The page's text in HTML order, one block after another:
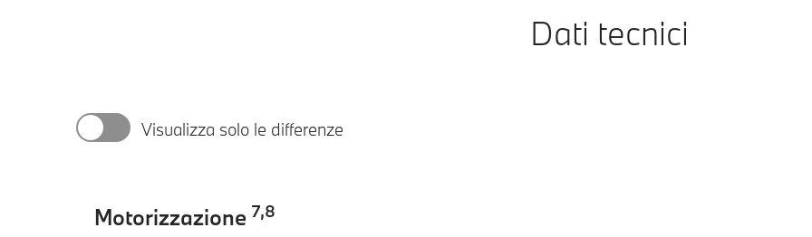
Dati tecnici
Visualizza solo le differenze
Motorizzazione 7,8